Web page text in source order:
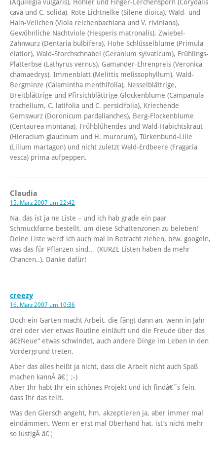
(Aquilegia vulgaris), Hohler und Finger-Lerchensporn (Corydalis
cava und C. solida), Rote Lichtnelke (Silene dioica), Wald- und
Hain-Veilchen (Viola reichenbachiana und V. riviniana),
Gewöhnliche Nachtviole (Hesperis matronalis), Zwiebel-
Zahnwurz (Dentaria bulbifera), Hohe Schlüsselblume (Primula
elatior), Wald-Storchschnabel (Geranium sylvaticum), Frühlings-
Platterbse (Lathyrus vernus), Gamander-Ehrenpreis (Veronica
chamaedrys), Immenblatt (Melittis melissophyllum), Wald-
Bergminze (Calamintha menthifolia), Nesselblättrige,
Breitblättrige und Pfirsichblättrige Glockenblume (Campanula
trachelium, C. latifolia und C. persicifolia), Kriechende
Gemswurz (Doronicum pardalianches), Berg-Flockenblume
(Centaurea montana), Frühblühendes und Wald-Habichtskraut
(Hieracium glaucinum und H. murorum), Türkenbund-Lilie
(Lilium martagon) und nicht zuletzt Wald-Erdbeere (Fragaria
vesca) prima aufpeppen.
Claudia
15. März 2007 um 22:42
Na, das ist ja ne Liste – und ich hab grade ein paar
Schmuckfarne bestellt, um diese Schattenzonen zu beleben!
Deine Liste werd‘ ich auch mal in Betracht ziehen, bzw. googeln,
was das für Pflanzen sind… (KURZE Listen haben da mehr
Chancen..). Danke dafür!
creezy
16. März 2007 um 10:36
Doch ein Garten macht Arbeit, die fängt dann an, wenn in Jahr
drei oder vier etwas Routine einläuft und die Freude über das
â€žNeue“ etwas schwindet, auch andere Dinge im Leben in den
Vordergrund treten.
Aber das alles heißt ja nicht, dass die Arbeit nicht auch Spaß
machen kannÂ â€¦ ;-)
Aber Ihr habt Ihr ein schönes Projekt und ich findâ€˜s fein,
dass Ihr das teilt.
Was den Giersch angeht, hm, akzeptieren ja, aber immer mal
eindämmen. Wenn er erst mal Oberhand hat, ist’s nicht mehr
so lustigÂ â€¦